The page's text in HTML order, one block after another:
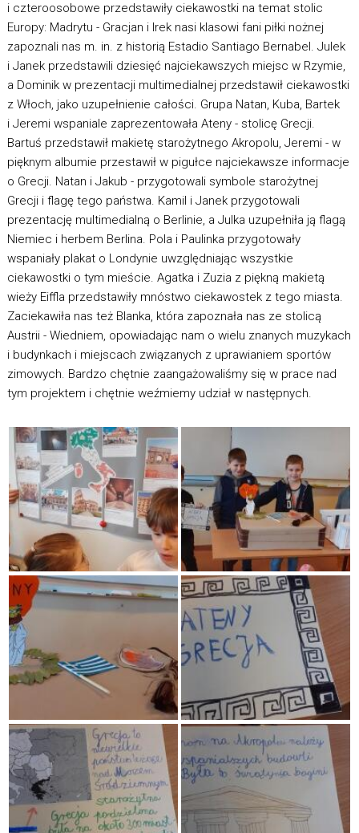
i czteroosobowe przedstawiły ciekawostki na temat stolic
Europy: Madrytu - Gracjan i Irek nasi klasowi fani piłki nożnej
zapoznali nas m. in. z historią Estadio Santiago Bernabel. Julek
i Janek przedstawili dziesięć najciekawszych miejsc w Rzymie,
a Dominik w prezentacji multimedialnej przedstawił ciekawostki
z Włoch, jako uzupełnienie całości. Grupa Natan, Kuba, Bartek
i Jeremi wspaniale zaprezentowała Ateny - stolicę Grecji.
Bartuś przedstawił makietę starożytnego Akropolu, Jeremi - w
pięknym albumie przestawił w pigułce najciekawsze informacje
o Grecji. Natan i Jakub - przygotowali symbole starożytnej
Grecji i flagę tego państwa. Kamil i Janek przygotowali
prezentację multimedialną o Berlinie, a Julka uzupełniła ją flagą
Niemiec i herbem Berlina. Pola i Paulinka przygotowały
wspaniały plakat o Londynie uwzględniając wszystkie
ciekawostki o tym mieście. Agatka i Zuzia z piękną makietą
wieży Eiffla przedstawiły mnóstwo ciekawostek z tego miasta.
Zaciekawiła nas też Blanka, która zapoznała nas ze stolicą
Austrii - Wiedniem, opowiadając nam o wielu znanych muzykach
i budynkach i miejscach związanych z uprawianiem sportów
zimowych. Bardzo chętnie zaangażowaliśmy się w prace nad
tym projektem i chętnie weźmiemy udział w następnych.